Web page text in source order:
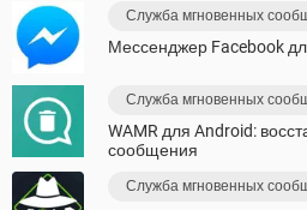
Служба мгновенных
Мессенджер Facebook
Служба мгновенных
WAMR для Android:
сообщения
Служба мгновенных